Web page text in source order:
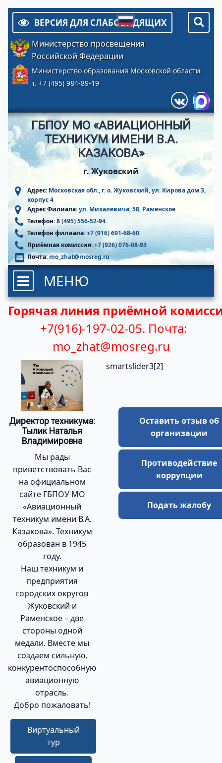
ВЕРСИЯ ДЛЯ СЛАБОВИДЯЩИХ
Министерство просвещения
Российской Федерации
Министерство образования Московской области
т. +7 (495) 984-89-19
ГБПОУ МО «АВИАЦИОННЫЙ
ТЕХНИКУМ ИМЕНИ В.А.
КАЗАКОВА»
г. Жуковский
Адрес: Московская обл., г. о. Жуковский, ул. Кирова дом 3,
корпус 4
Адрес Филиала:ул. Михалевича, 58, Раменское
Телефон:8 (495) 556-52-94
Телефон филиала:+7 (916) 691-68-60
Приёмная комиссия:+7 (926) 076-08-93
Почта:mo_zhat@mosreg.ru
МЕНЮ
Горячая линия приёмной
+7(916)-197-02-05. Почта:
mo_zhat@mosreg.ru
Директор техникума:
Тылик Наталья
Владимировна
Мы рады
приветствовать Вас
на официальном
сайте ГБПОУ МО
«Авиационный
техникум имени В.А.
Казакова». Техникум
образован в 1945
году.
Наш техникум и
предприятия
городских округов
Жуковский и
Раменское – две
стороны одной
медали. Вместе мы
создаем сильную,
конкурентоспособную
авиационную
отрасль.
Добро пожаловать!
Виртуальный
тур
smartslider3[2]
Оставить отзыв об
организации
Противодействие
коррупции
Подать жалобу